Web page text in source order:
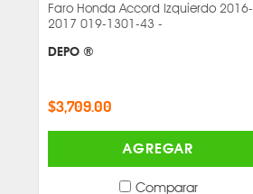
Faro Honda Accord Izquierdo 2016-
2017 019-1301-43 -
DEPO ®
$3,709.00
AGREGAR
Comparar